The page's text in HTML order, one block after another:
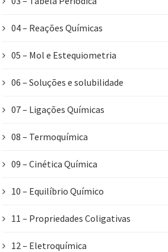
04 – Reações Químicas
05 – Mol e Estequiometria
06 – Soluções e solubilidade
07 – Ligações Químicas
08 – Termoquímica
09 – Cinética Química
10 – Equilíbrio Químico
11 – Propriedades Coligativas
12 – Eletroquímica